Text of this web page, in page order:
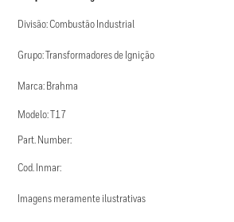
Divisão: Combustão Industrial
Grupo: Transformadores de Ignição
Marca: Brahma
Modelo: T17
Part. Number:
Cod. Inmar:
Imagens meramente ilustrativas